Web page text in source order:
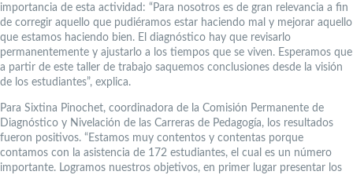
importancia de esta actividad: “Para nosotros es de gran relevancia a fin
de corregir aquello que pudiéramos estar haciendo mal y mejorar aquello
que estamos haciendo bien. El diagnóstico hay que revisarlo
permanentemente y ajustarlo a los tiempos que se viven. Esperamos que
a partir de este taller de trabajo saquemos conclusiones desde la visión
de los estudiantes”, explica.
Para Sixtina Pinochet, coordinadora de la Comisión Permanente de
Diagnóstico y Nivelación de las Carreras de Pedagogía, los resultados
fueron positivos. “Estamos muy contentos y contentas porque
contamos con la asistencia de 172 estudiantes, el cual es un número
importante. Logramos nuestros objetivos, en primer lugar presentar los